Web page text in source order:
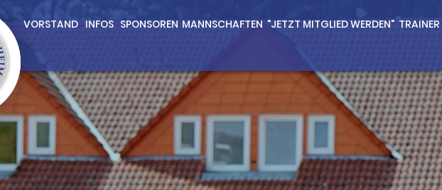
VORSTAND INFOS SPONSOREN MANNSCHAFTEN "JETZT MITGLIED WERDEN" TRAINER